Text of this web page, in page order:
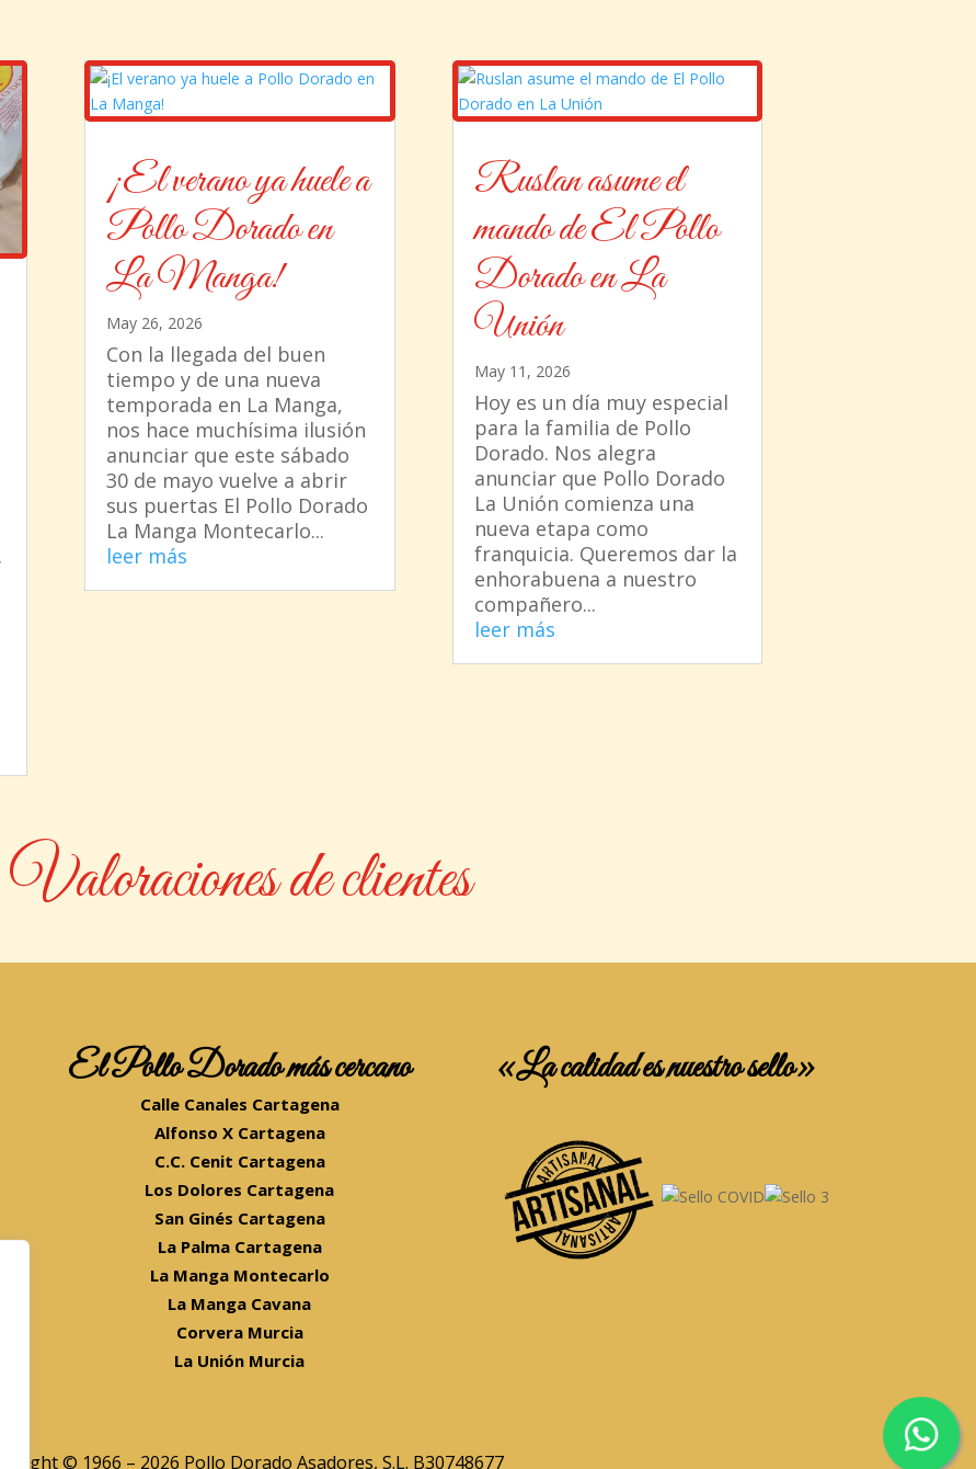
¡El verano ya huele a
Pollo Dorado en
La Manga!
May 26, 2026
Con la llegada del buen
tiempo y de una nueva
temporada en La Manga,
nos hace muchísima ilusión
anunciar que este sábado
30 de mayo vuelve a abrir
sus puertas El Pollo Dorado
La Manga Montecarlo...
leer más
Ruslan asume el
mando de El Pollo
Dorado en La
Unión
May 11, 2026
Hoy es un día muy especial
para la familia de Pollo
Dorado. Nos alegra
anunciar que Pollo Dorado
La Unión comienza una
nueva etapa como
franquicia. Queremos dar la
enhorabuena a nuestro
compañero...
leer más
Valoraciones de clientes
El Pollo Dorado más cercano
Calle Canales Cartagena
Alfonso X Cartagena
C.C. Cenit Cartagena
Los Dolores Cartagena
San Ginés Cartagena
La Palma Cartagena
La Manga Montecarlo
La Manga Cavana
Corvera Murcia
La Unión Murcia
«La calidad es nuestro sello»
© 1966 – 2026 Pollo Dorado Asadores, S.L. B30748677